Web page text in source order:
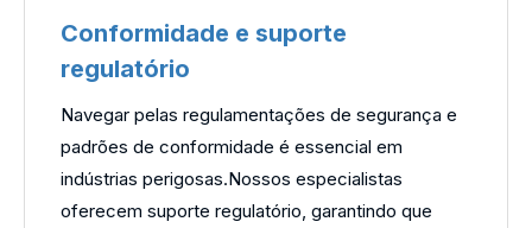
Conformidade e suporte
regulatório
Navegar pelas regulamentações de segurança e
padrões de conformidade é essencial em
indústrias perigosas.Nossos especialistas
oferecem suporte regulatório, garantindo que